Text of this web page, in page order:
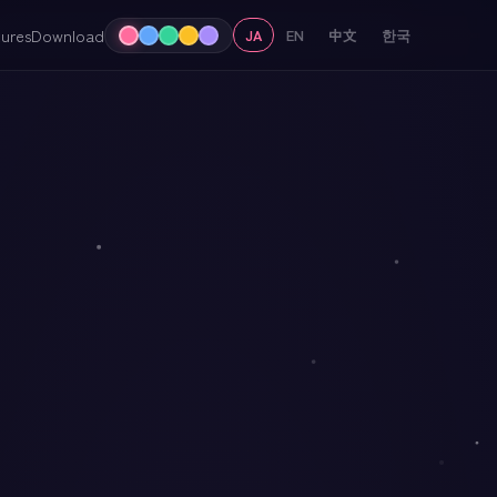
Download JA EN 中文 한국